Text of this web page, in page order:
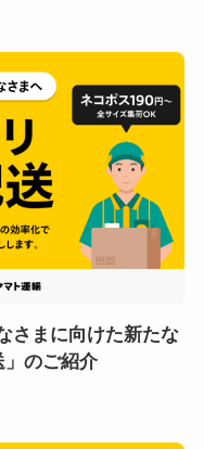
さまに向けた新たな
のご紹介